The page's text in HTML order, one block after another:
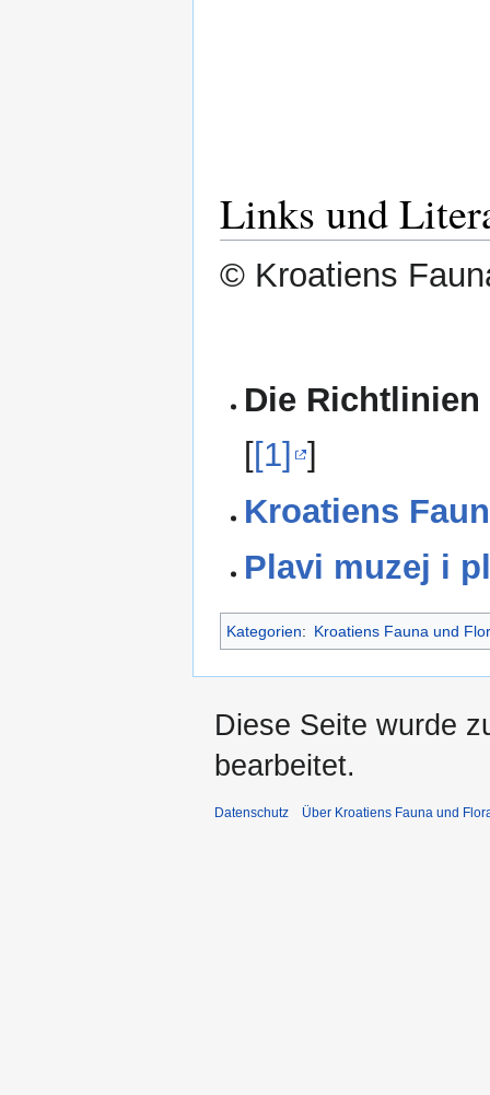
Links und
© Kroatiens
Die
[[1] ]
Kroatiens
Plavi muzej i
Kategorien: Kroatiens Fauna und
Diese Seite wurde
bearbeitet.
Datenschutz Über Kroatiens Fauna und